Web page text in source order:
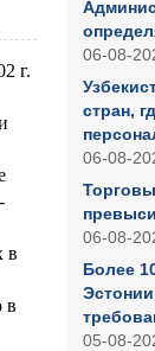
г.
в
в
06-08-
стран,
06-08-
06-08-
Более
05-08-